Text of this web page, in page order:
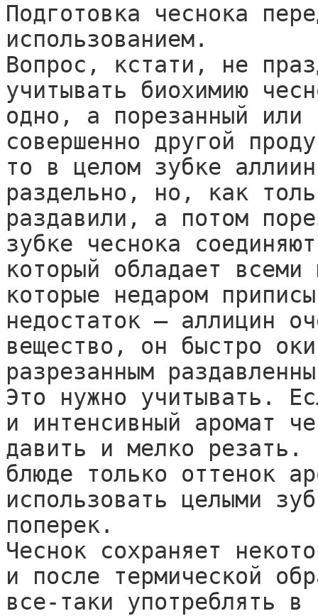
Подготовка чеснока
использованием.
Вопрос, кстати, не
учитывать биохимию
одно, а порезанный или
совершенно другой
то в целом зубке
раздельно, но, как
раздавили, а потом
зубке чеснока
который обладает
которые недаром
недостаток — аллицин
вещество, он быстро
разрезанным
Это нужно учитывать.
и интенсивный аромат
давить и мелко резать.
блюде только оттенок
использовать целыми
поперек.
Чеснок сохраняет
и после термической
все-таки употреблять